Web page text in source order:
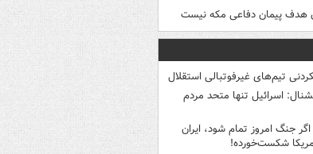
هدف پیمان دفاعی مکه نیست
تیم‌های غیرفوتبالی استقلال
اسرائیل تنها متحد مردم
اگر جنگ امروز تمام شود، ایران
شکست‌خورده!